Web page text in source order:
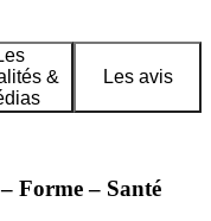
&
Les avis
Forme – Santé